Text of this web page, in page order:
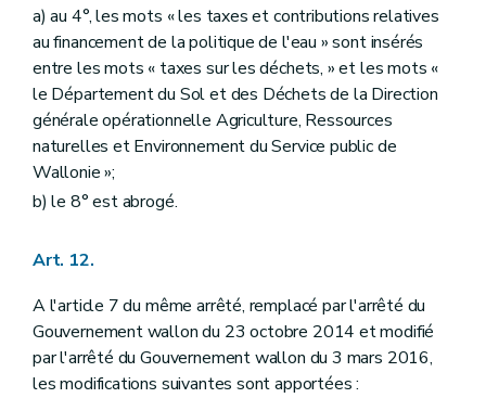
a) au 4°, les mots « les taxes et contributions relatives
au financement de la politique de l'eau » sont insérés
entre les mots « taxes sur les déchets, » et les mots «
le Département du Sol et des Déchets de la Direction
générale opérationnelle Agriculture, Ressources
naturelles et Environnement du Service public de
Wallonie »;
b) le 8° est abrogé.
Art. 12.
A l'article 7 du même arrêté, remplacé par l'arrêté du
Gouvernement wallon du 23 octobre 2014 et modifié
par l'arrêté du Gouvernement wallon du 3 mars 2016,
les modifications suivantes sont apportées :